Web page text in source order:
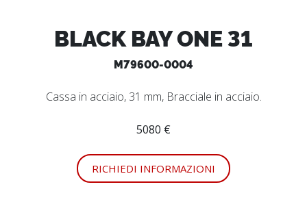
BLACK BAY ONE 31
M79600-0004
Cassa in acciaio, 31 mm, Bracciale in acciaio.
5080 €
RICHIEDI INFORMAZIONI